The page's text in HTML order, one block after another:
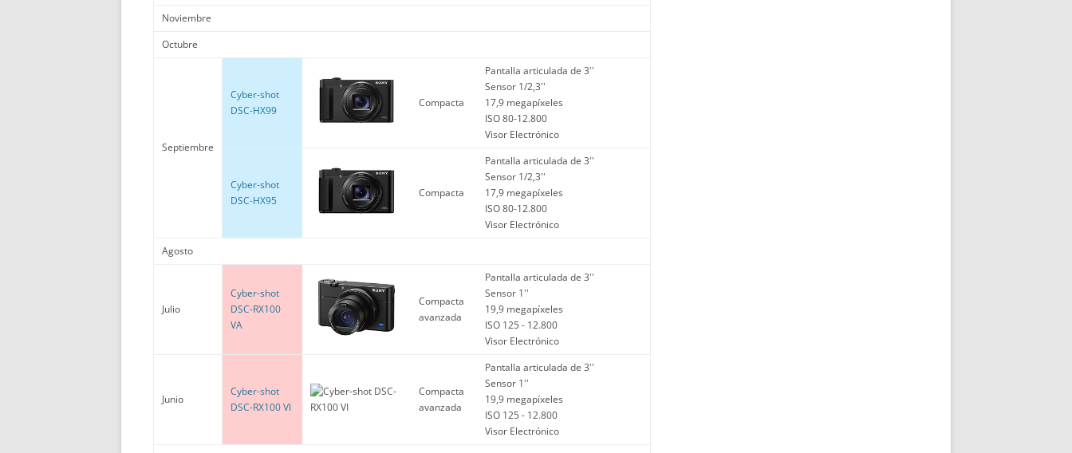
Noviembre
Octubre
Septiembre
Cyber-shot
DSC-HX99
Compacta
Pantalla articulada de 3''
Sensor 1/2,3''
17,9 megapíxeles
ISO 80-12.800
Visor Electrónico
Cyber-shot
DSC-HX95
Compacta
Pantalla articulada de 3''
Sensor 1/2,3''
17,9 megapíxeles
ISO 80-12.800
Visor Electrónico
Agosto
Julio
Cyber-shot
DSC-RX100
VA
Compacta
avanzada
Pantalla articulada de 3''
Sensor 1''
19,9 megapíxeles
ISO 125 - 12.800
Visor Electrónico
Junio
Cyber-shot
DSC-RX100 VI
Compacta
avanzada
Pantalla articulada de 3''
Sensor 1''
19,9 megapíxeles
ISO 125 - 12.800
Visor Electrónico